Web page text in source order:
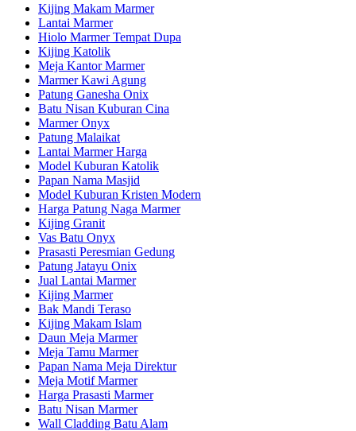
Kijing Makam Marmer
Lantai Marmer
Hiolo Marmer Tempat Dupa
Kijing Katolik
Meja Kantor Marmer
Marmer Kawi Agung
Patung Ganesha Onix
Batu Nisan Kuburan Cina
Marmer Onyx
Patung Malaikat
Lantai Marmer Harga
Model Kuburan Katolik
Papan Nama Masjid
Model Kuburan Kristen Modern
Harga Patung Naga Marmer
Kijing Granit
Vas Batu Onyx
Prasasti Peresmian Gedung
Patung Jatayu Onix
Jual Lantai Marmer
Kijing Marmer
Bak Mandi Teraso
Kijing Makam Islam
Daun Meja Marmer
Meja Tamu Marmer
Papan Nama Meja Direktur
Meja Motif Marmer
Harga Prasasti Marmer
Batu Nisan Marmer
Wall Cladding Batu Alam